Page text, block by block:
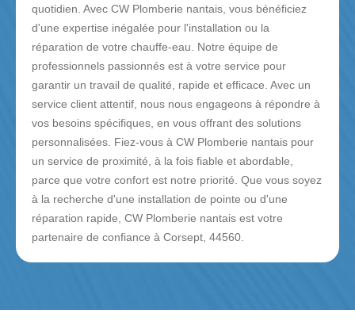
quotidien. Avec CW Plomberie nantais, vous bénéficiez
d'une expertise inégalée pour l'installation ou la
réparation de votre chauffe-eau. Notre équipe de
professionnels passionnés est à votre service pour
garantir un travail de qualité, rapide et efficace. Avec un
service client attentif, nous nous engageons à répondre à
vos besoins spécifiques, en vous offrant des solutions
personnalisées. Fiez-vous à CW Plomberie nantais pour
un service de proximité, à la fois fiable et abordable,
parce que votre confort est notre priorité. Que vous soyez
à la recherche d'une installation de pointe ou d'une
réparation rapide, CW Plomberie nantais est votre
partenaire de confiance à Corsept, 44560.